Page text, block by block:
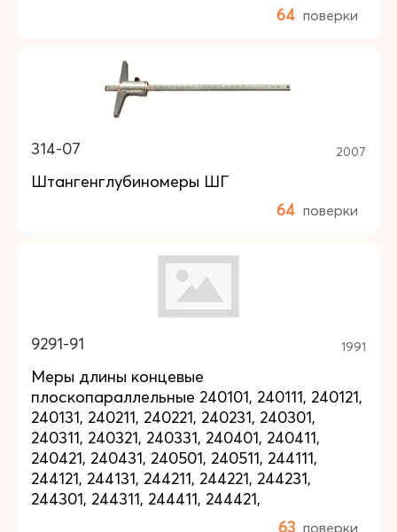
64 поверки
314-07 2007
Штангенглубиномеры ШГ
64 поверки
9291-91 1991
Меры длины концевые
плоскопараллельные 240101, 240111, 240121,
240131, 240211, 240221, 240231, 240301,
240311, 240321, 240331, 240401, 240411,
240421, 240431, 240501, 240511, 244111,
244121, 244131, 244211, 244221, 244231,
244301, 244311, 244411, 244421,
63 поверки